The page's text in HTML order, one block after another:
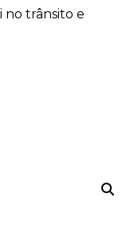
no trânsito e